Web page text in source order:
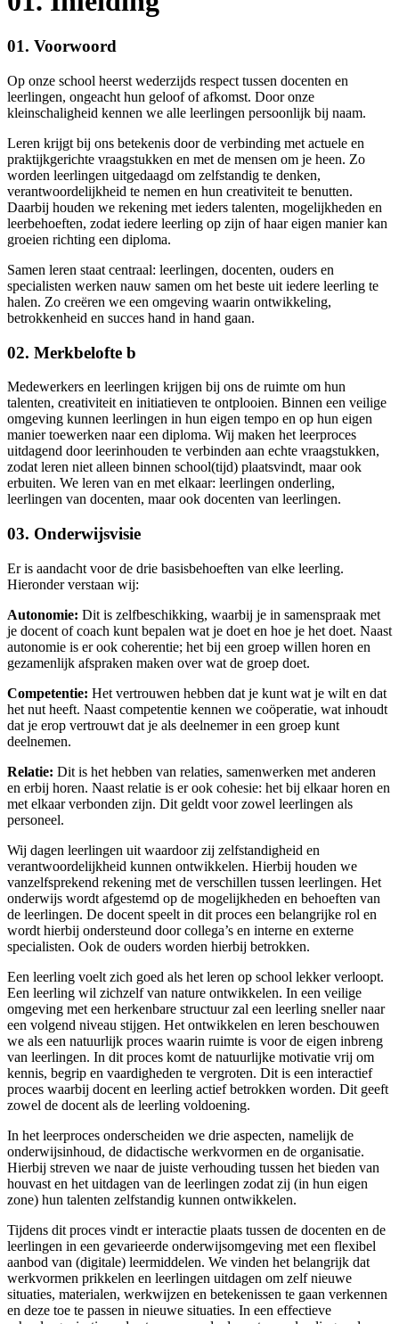
01. Voorwoord
Op onze school heerst wederzijds respect tussen docenten en
leerlingen, ongeacht hun geloof of afkomst. Door onze
kleinschaligheid kennen we alle leerlingen persoonlijk bij naam.
Leren krijgt bij ons betekenis door de verbinding met actuele en
praktijkgerichte vraagstukken en met de mensen om je heen. Zo
worden leerlingen uitgedaagd om zelfstandig te denken,
verantwoordelijkheid te nemen en hun creativiteit te benutten.
Daarbij houden we rekening met ieders talenten, mogelijkheden en
leerbehoeften, zodat iedere leerling op zijn of haar eigen manier kan
groeien richting een diploma.
Samen leren staat centraal: leerlingen, docenten, ouders en
specialisten werken nauw samen om het beste uit iedere leerling te
halen. Zo creëren we een omgeving waarin ontwikkeling,
betrokkenheid en succes hand in hand gaan.
02. Merkbelofte b
Medewerkers en leerlingen krijgen bij ons de ruimte om hun
talenten, creativiteit en initiatieven te ontplooien. Binnen een veilige
omgeving kunnen leerlingen in hun eigen tempo en op hun eigen
manier toewerken naar een diploma. Wij maken het leerproces
uitdagend door leerinhouden te verbinden aan echte vraagstukken,
zodat leren niet alleen binnen school(tijd) plaatsvindt, maar ook
erbuiten. We leren van en met elkaar: leerlingen onderling,
leerlingen van docenten, maar ook docenten van leerlingen.
03. Onderwijsvisie
Er is aandacht voor de drie basisbehoeften van elke leerling.
Hieronder verstaan wij:
Autonomie: Dit is zelfbeschikking, waarbij je in samenspraak met
je docent of coach kunt bepalen wat je doet en hoe je het doet. Naast
autonomie is er ook coherentie; het bij een groep willen horen en
gezamenlijk afspraken maken over wat de groep doet.
Competentie: Het vertrouwen hebben dat je kunt wat je wilt en dat
het nut heeft. Naast competentie kennen we coöperatie, wat inhoudt
dat je erop vertrouwt dat je als deelnemer in een groep kunt
deelnemen.
Relatie: Dit is het hebben van relaties, samenwerken met anderen
en erbij horen. Naast relatie is er ook cohesie: het bij elkaar horen en
met elkaar verbonden zijn. Dit geldt voor zowel leerlingen als
personeel.
Wij dagen leerlingen uit waardoor zij zelfstandigheid en
verantwoordelijkheid kunnen ontwikkelen. Hierbij houden we
vanzelfsprekend rekening met de verschillen tussen leerlingen. Het
onderwijs wordt afgestemd op de mogelijkheden en behoeften van
de leerlingen. De docent speelt in dit proces een belangrijke rol en
wordt hierbij ondersteund door collega’s en interne en externe
specialisten. Ook de ouders worden hierbij betrokken.
Een leerling voelt zich goed als het leren op school lekker verloopt.
Een leerling wil zichzelf van nature ontwikkelen. In een veilige
omgeving met een herkenbare structuur zal een leerling sneller naar
een volgend niveau stijgen. Het ontwikkelen en leren beschouwen
we als een natuurlijk proces waarin ruimte is voor de eigen inbreng
van leerlingen. In dit proces komt de natuurlijke motivatie vrij om
kennis, begrip en vaardigheden te vergroten. Dit is een interactief
proces waarbij docent en leerling actief betrokken worden. Dit geeft
zowel de docent als de leerling voldoening.
In het leerproces onderscheiden we drie aspecten, namelijk de
onderwijsinhoud, de didactische werkvormen en de organisatie.
Hierbij streven we naar de juiste verhouding tussen het bieden van
houvast en het uitdagen van de leerlingen zodat zij (in hun eigen
zone) hun talenten zelfstandig kunnen ontwikkelen.
Tijdens dit proces vindt er interactie plaats tussen de docenten en de
leerlingen in een gevarieerde onderwijsomgeving met een flexibel
aanbod van (digitale) leermiddelen. We vinden het belangrijk dat
werkvormen prikkelen en leerlingen uitdagen om zelf nieuwe
situaties, materialen, werkwijzen en betekenissen te gaan verkennen
en deze toe te passen in nieuwe situaties. In een effectieve